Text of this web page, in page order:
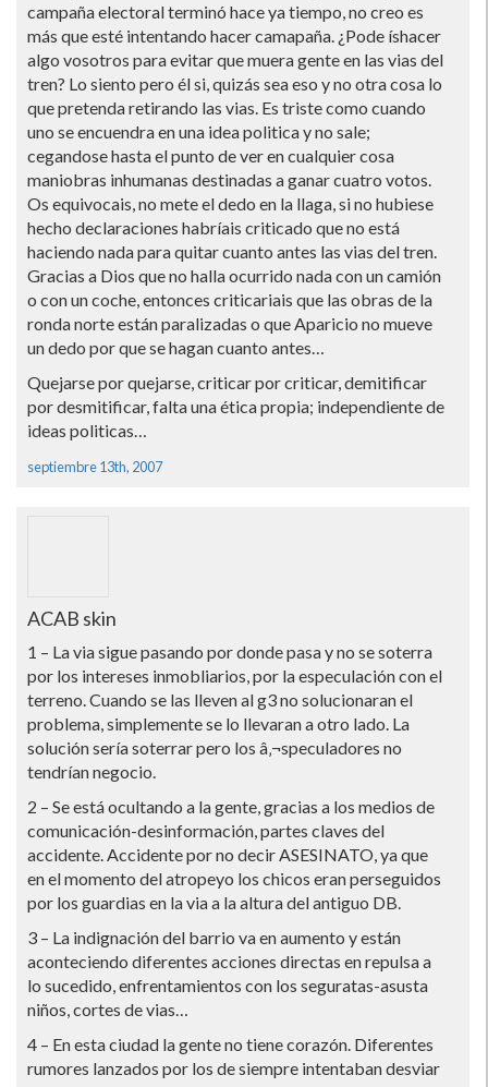
campaña electoral terminó hace ya tiempo, no creo es
más que esté intentando hacer camapaña. ¿Pode í­shacer
algo vosotros para evitar que muera gente en las vias del
tren? Lo siento pero él si, quizás sea eso y no otra cosa lo
que pretenda retirando las vias. Es triste como cuando
uno se encuendra en una idea politica y no sale;
cegandose hasta el punto de ver en cualquier cosa
maniobras inhumanas destinadas a ganar cuatro votos.
Os equivocais, no mete el dedo en la llaga, si no hubiese
hecho declaraciones habrí­ais criticado que no está
haciendo nada para quitar cuanto antes las vias del tren.
Gracias a Dios que no halla ocurrido nada con un camión
o con un coche, entonces criticariais que las obras de la
ronda norte están paralizadas o que Aparicio no mueve
un dedo por que se hagan cuanto antes…
Quejarse por quejarse, criticar por criticar, demitificar
por desmitificar, falta una ética propia; independiente de
ideas politicas…
septiembre 13th, 2007
ACAB skin
1 – La via sigue pasando por donde pasa y no se soterra
por los intereses inmobliarios, por la especulación con el
terreno. Cuando se las lleven al g3 no solucionaran el
problema, simplemente se lo llevaran a otro lado. La
solución serí­a soterrar pero los â‚¬speculadores no
tendrí­an negocio.
2 – Se está ocultando a la gente, gracias a los medios de
comunicación-desinformación, partes claves del
accidente. Accidente por no decir ASESINATO, ya que
en el momento del atropeyo los chicos eran perseguidos
por los guardias en la via a la altura del antiguo DB.
3 – La indignación del barrio va en aumento y están
aconteciendo diferentes acciones directas en repulsa a
lo sucedido, enfrentamientos con los seguratas-asusta
niños, cortes de vias…
4 – En esta ciudad la gente no tiene corazón. Diferentes
rumores lanzados por los de siempre intentaban desviar